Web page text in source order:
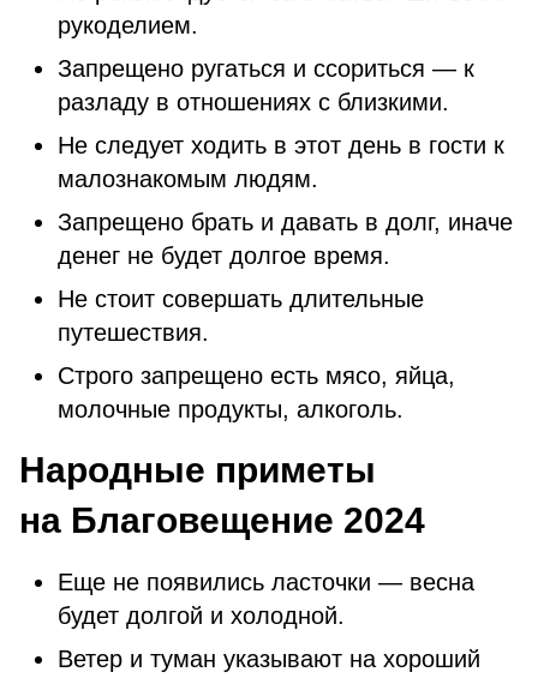
рукоделием.
Запрещено ругаться и ссориться — к
разладу в отношениях с близкими.
Не следует ходить в этот день в гости к
малознакомым людям.
Запрещено брать и давать в долг, иначе
денег не будет долгое время.
Не стоит совершать длительные
путешествия.
Строго запрещено есть мясо, яйца,
молочные продукты, алкоголь.
Народные приметы
на Благовещение 2024
Еще не появились ласточки — весна
будет долгой и холодной.
Ветер и туман указывают на хороший